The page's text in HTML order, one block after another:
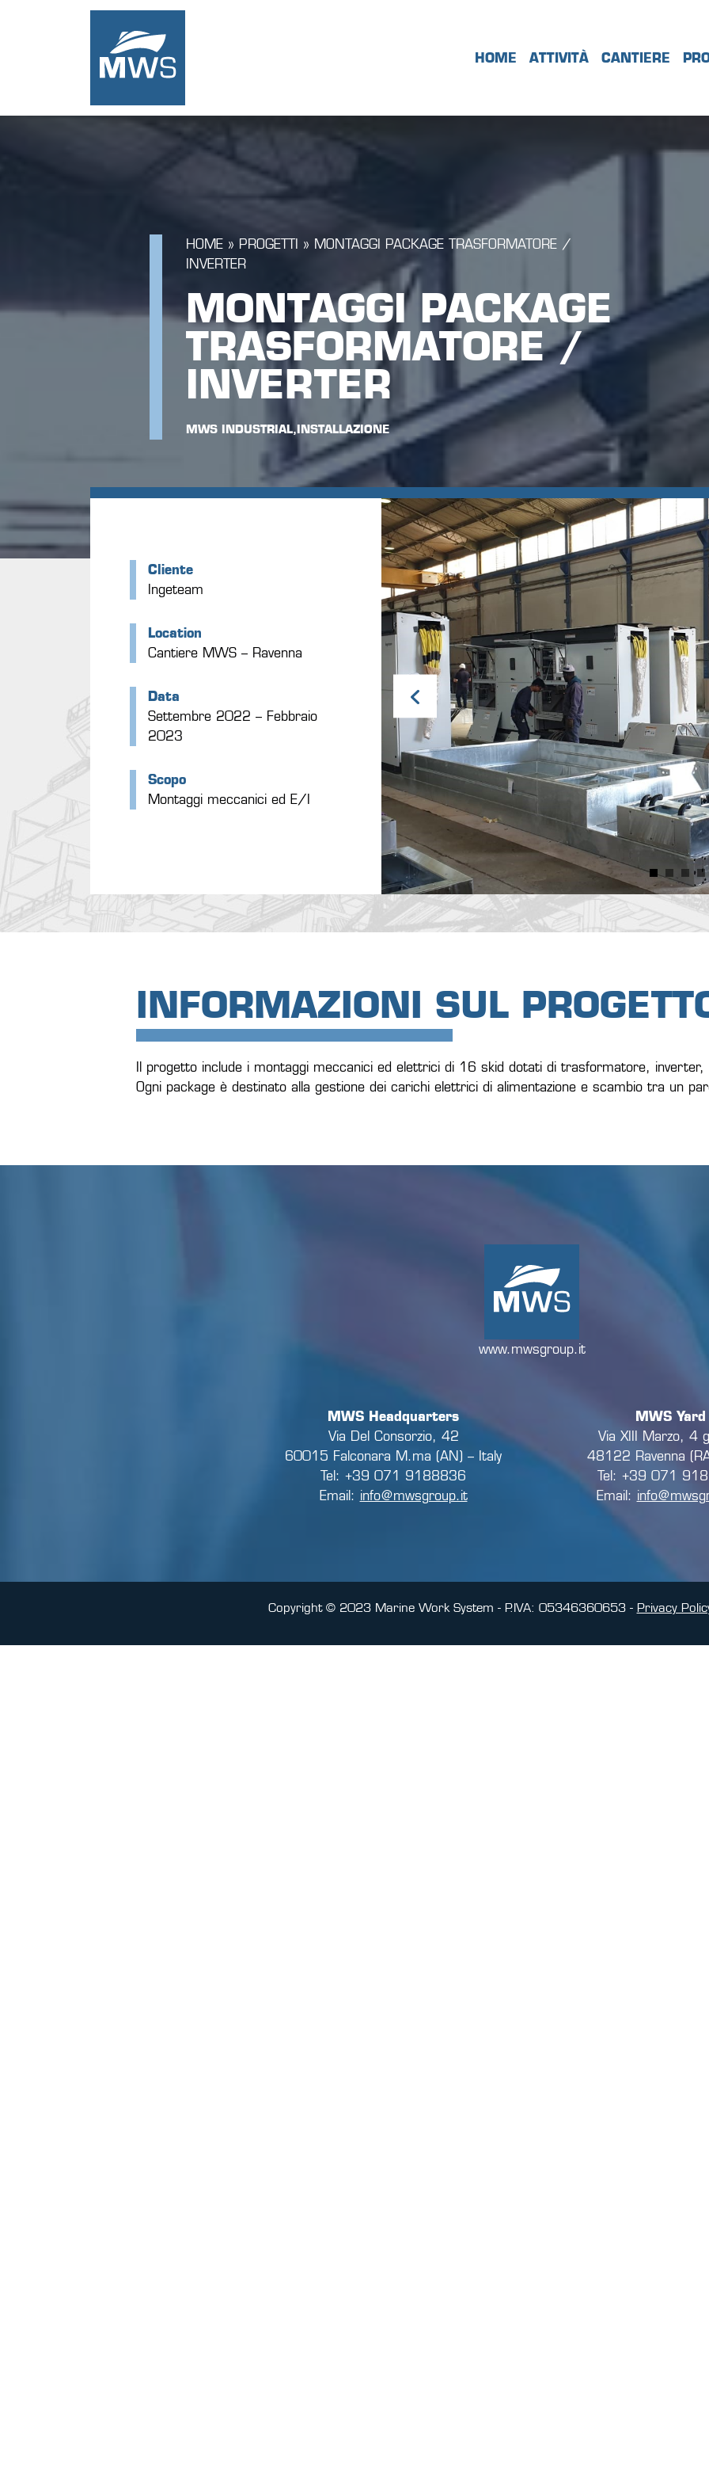
HOME ATTIVITÀ CANTIERE
HOME PROGETTI
MONTAGGI PACKAGE TRASFORMATORE /
INVERTER
MONTAGGI PACKAGE
TRASFORMATORE /
INVERTER
MWS INDUSTRIAL,INSTALLAZIONE
Cliente
Ingeteam
Location
Cantiere MWS – Ravenna
Data
Settembre 2022 – Febbraio
2023
Scopo
Montaggi meccanici ed E/I
INFORMAZIONI SUL
Il progetto include i montaggi meccanici ed elettrici di 16 skid dotati di trasformatore,
Ogni package è destinato alla gestione dei carichi elettrici di alimentazione e scambio tra un
www.mwsgroup.it
MWS Headquarters
Via Del Consorzio, 42
60015 Falconara M.ma (AN) – Italy
Tel: +39 071 9188836
Email: info@mwsgroup.it
MWS Yard
Via XIII Marzo, 4
48122 Ravenna
Tel: +39 071
Email:
Copyright © 2023 Marine Work System - P.IVA: 05346360653 - Privacy